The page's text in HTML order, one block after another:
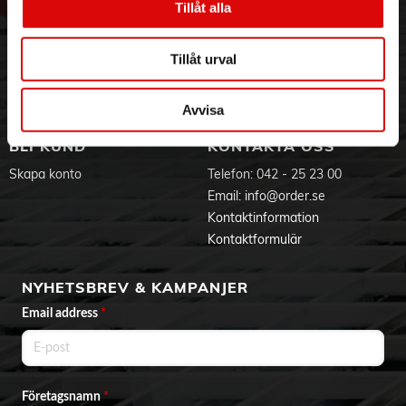
Tillåt alla
Tillåt urval
Avvisa
Visselblåsning
Aktuellt på Order
Ansökan om RMA
Godsefterlysning & Felleverans
Integritetspolicy
Om cookies
BLI KUND
Skapa konto
KONTAKTA OSS
Telefon: 042 - 25 23 00
Email: info@order.se
Kontaktinformation
Kontaktformulär
NYHETSBREV & KAMPANJER
Email address *
Företagsnamn*